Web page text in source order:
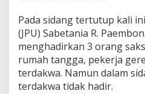
a
p
T
o
l
a
k
Pada sidang tertutup kali
(JPU) Sabetania R.
menghadirkan 3 orang
rumah tangga, pekerja
terdakwa. Namun dalam
terdakwa tidak hadir.